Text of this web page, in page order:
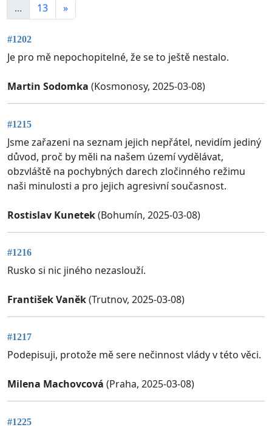
...
13 »
#1202
Je pro mě nepochopitelné, že se to ještě nestalo.
Martin Sodomka (Kosmonosy, 2025-03-08)
#1215
Jsme zařazeni na seznam jejich nepřátel, nevidím jediný
důvod, proč by měli na našem území vydělávat,
obzvláště na pochybných darech zločinného režimu
naši minulosti a pro jejich agresivní současnost.
Rostislav Kunetek(Bohumín, 2025-03-08)
#1216
Rusko si nic jiného nezaslouží.
František Vaněk(Trutnov, 2025-03-08)
#1217
Podepisuji, protože mě sere nečinnost vlády v této věci.
Milena Machovcová (Praha, 2025-03-08)
#1225